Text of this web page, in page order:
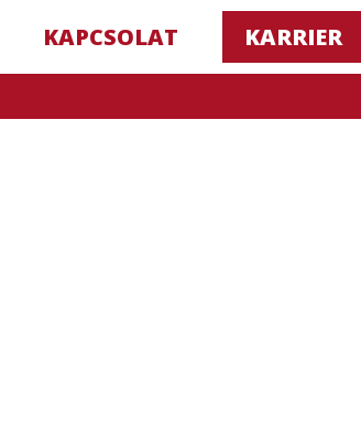
KAPCSOLAT KARRIER